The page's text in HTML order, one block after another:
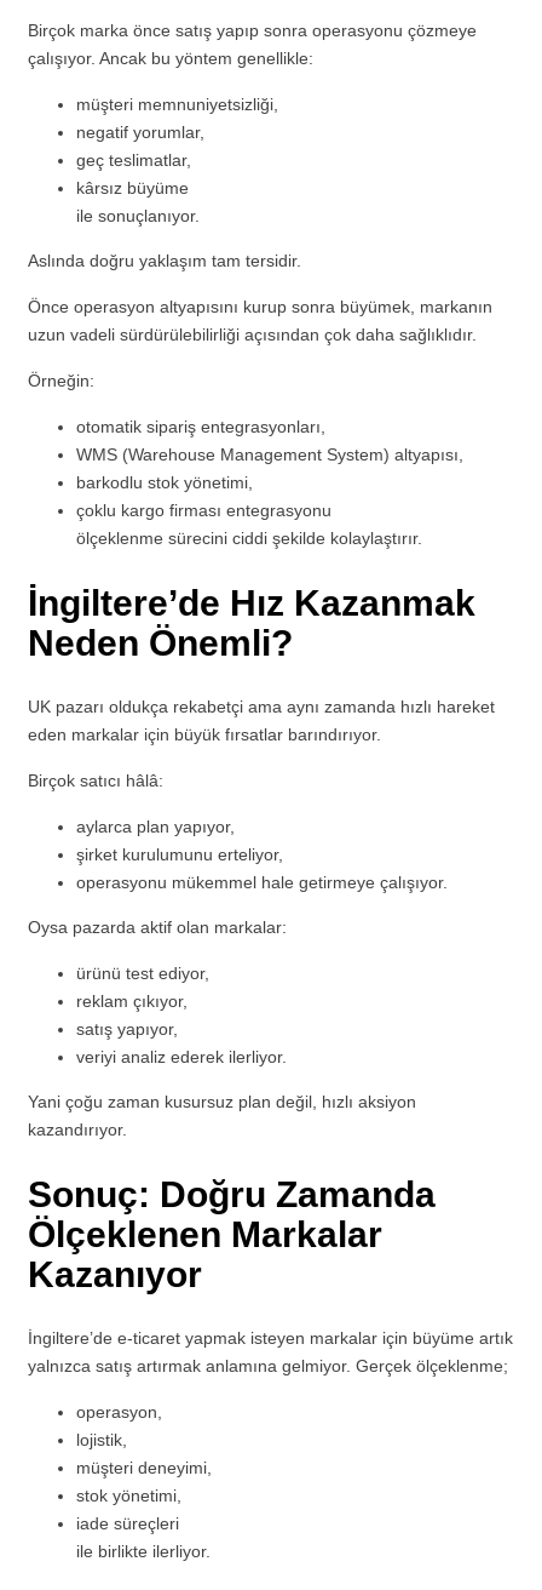
Birçok marka önce satış yapıp sonra operasyonu çözmeye
çalışıyor. Ancak bu yöntem genellikle:
müşteri memnuniyetsizliği,
negatif yorumlar,
geç teslimatlar,
kârsız büyüme
ile sonuçlanıyor.
Aslında doğru yaklaşım tam tersidir.
Önce operasyon altyapısını kurup sonra büyümek, markanın
uzun vadeli sürdürülebilirliği açısından çok daha sağlıklıdır.
Örneğin:
otomatik sipariş entegrasyonları,
WMS (Warehouse Management System) altyapısı,
barkodlu stok yönetimi,
çoklu kargo firması entegrasyonu
ölçeklenme sürecini ciddi şekilde kolaylaştırır.
İngiltere’de Hız Kazanmak
Neden Önemli?
UK pazarı oldukça rekabetçi ama aynı zamanda hızlı hareket
eden markalar için büyük fırsatlar barındırıyor.
Birçok satıcı hâlâ:
aylarca plan yapıyor,
şirket kurulumunu erteliyor,
operasyonu mükemmel hale getirmeye çalışıyor.
Oysa pazarda aktif olan markalar:
ürünü test ediyor,
reklam çıkıyor,
satış yapıyor,
veriyi analiz ederek ilerliyor.
Yani çoğu zaman kusursuz plan değil, hızlı aksiyon
kazandırıyor.
Sonuç: Doğru Zamanda
Ölçeklenen Markalar
Kazanıyor
İngiltere’de e-ticaret yapmak isteyen markalar için büyüme artık
yalnızca satış artırmak anlamına gelmiyor. Gerçek ölçeklenme;
operasyon,
lojistik,
müşteri deneyimi,
stok yönetimi,
iade süreçleri
ile birlikte ilerliyor.